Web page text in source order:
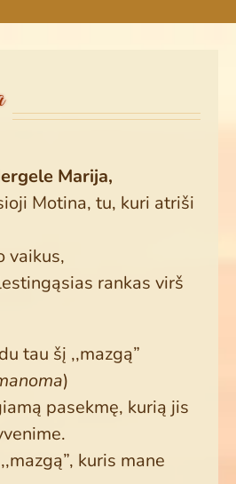
Marija,
Motina, tu, kuri atriši
vaikus,
rankas virš
tau šį ,,mazgą”
)
pasekmę, kurią jis
kuris mane